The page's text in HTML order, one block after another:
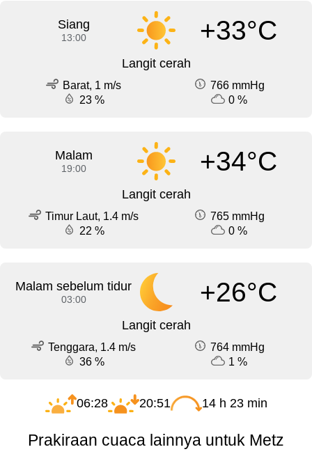
Siang
13:00 +33°C
Langit cerah
Barat, 1 m/s
766 mmHg
23 %
0 %
Malam
19:00 +34°C
Langit cerah
Timur Laut, 1.4 m/s
765 mmHg
22 %
0 %
Malam sebelum tidur
03:00 +26°C
Langit cerah
Tenggara, 1.4 m/s
764 mmHg
36 %
1 %
06:28 20:51 14 h 23 min
Prakiraan cuaca lainnya untuk Metz